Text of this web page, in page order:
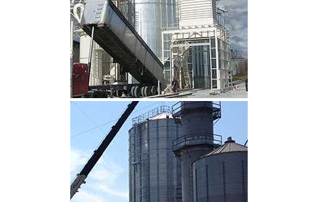
CLIQUEZ POUR AGRANDIR